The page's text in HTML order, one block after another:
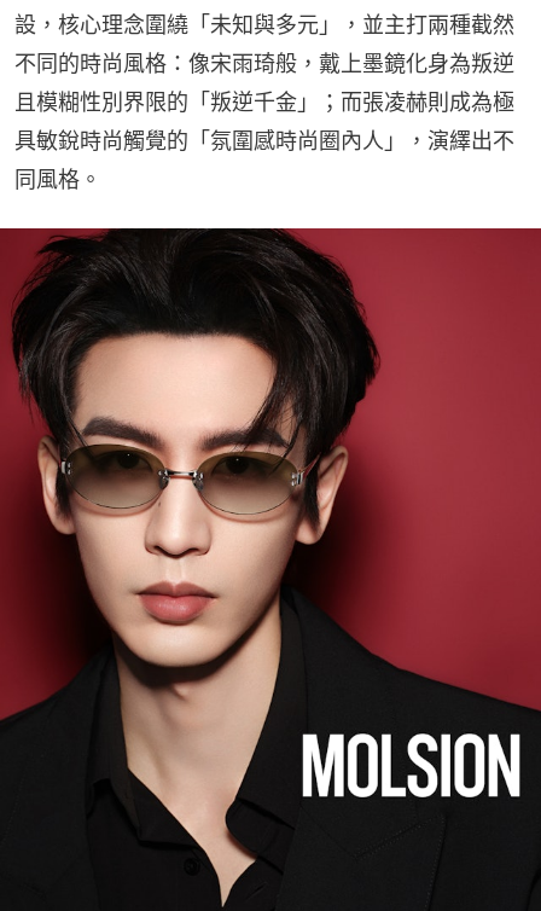
設，核心理念圍繞「未知與多元」，並主打兩種截然
不同的時尚風格：像宋雨琦般，戴上墨鏡化身為叛逆
且模糊性別界限的「叛逆千金」；而張凌赫則成為極
具敏銳時尚觸覺的「氛圍感時尚圈內人」，演繹出不
同風格。